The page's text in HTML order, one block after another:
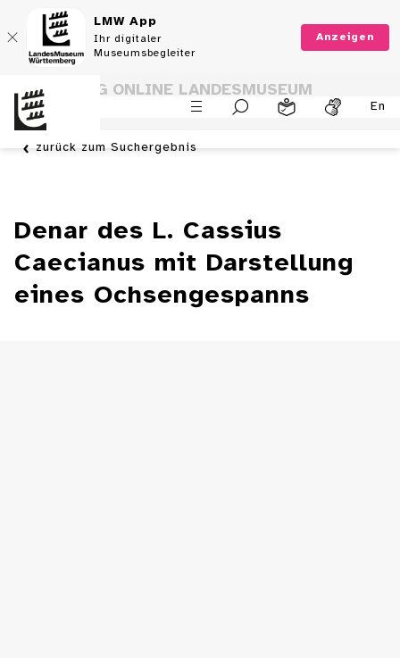
LMW App
Ihr digitaler
Museumsbegleiter
Anzeigen
En
SAMMLUNG ONLINE LANDESMUSEUM
WÜRTTEMBERG
zurück zum Suchergebnis
Denar des L. Cassius
Caecianus mit Darstellung
eines Ochsengespanns